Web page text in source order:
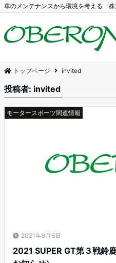
車のメンテナンスから環境を考える 株
トップページ invited
投稿者: invited
モータースポーツ関連情報
2021年9月6日
2021 SUPER GT第３戦鈴